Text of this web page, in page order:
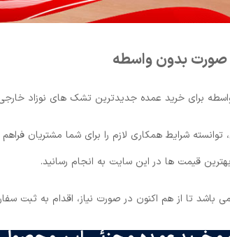
صورت بدون واسطه
برای خرید عمده جدیدترین تشک های نوزاد
شرایط همکاری لازم را برای شما مشتریان
قیمت ها در این سایت به انجام رسانید.
می باشد تا از هم اکنون در صورت نیاز، اقدام به ثبت